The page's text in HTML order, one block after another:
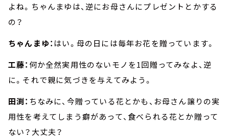
よね。ちゃんまゆは、逆にお母さんにプレゼントとかする
の？
ちゃんまゆ： はい。母の日には毎年お花を贈っています。
工藤： 何か全然実用性のないモノを1回贈ってみなよ、逆
に。それで親に気づきを与えてみよう。
田渕： ちなみに、今贈っている花とかも、お母さん譲りの実
用性を考えてしまう癖があって、食べられる花とか贈って
ない？大丈夫？